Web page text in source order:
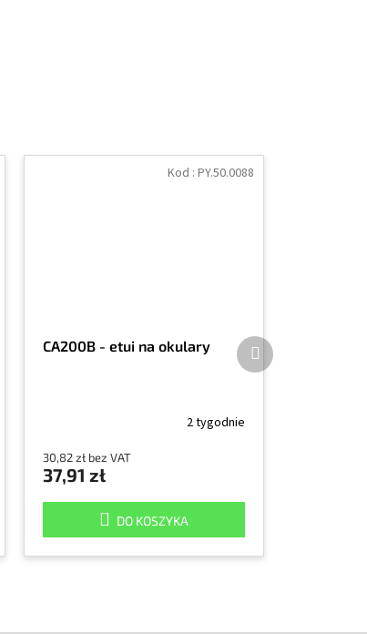
CA200B - etui na okulary
2 tygodnie
30,82 zł bez VAT
37,91 zł
DO KOSZYKA
Kod : PY.50.0088
Produkt
następny